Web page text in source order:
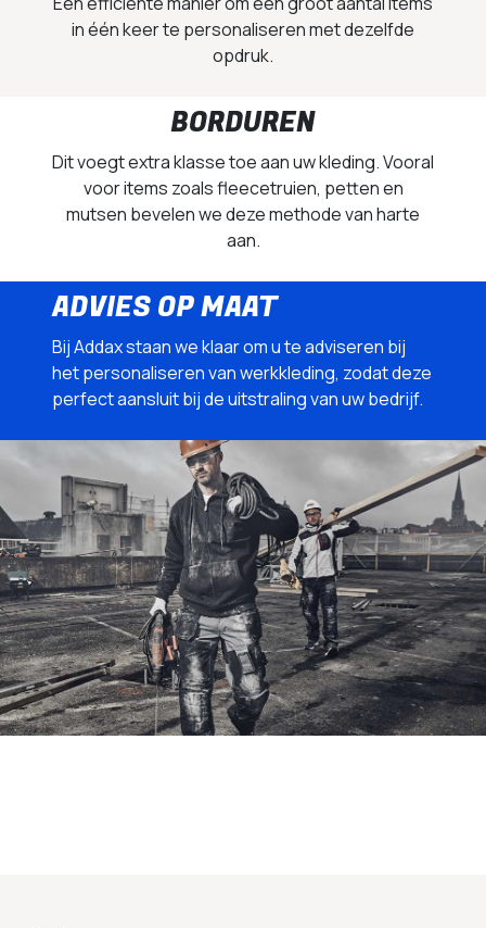
in één keer te personaliseren met dezelfde
opdruk.
BORDUREN
Dit voegt extra klasse toe aan uw kleding. Vooral
voor items zoals fleecetruien, petten en
mutsen bevelen we deze methode van harte
aan.
ADVIES OP MAAT
Bij Addax staan we klaar om u te adviseren bij
het personaliseren van werkkleding, zodat deze
perfect aansluit bij de uitstraling van uw bedrijf.